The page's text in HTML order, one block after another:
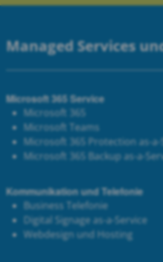
Managed Services
Microsoft 365 Service
Microsoft 365
Microsoft Teams
Microsoft 365 Protection as-a-
Microsoft 365 Backup as-a-
Kommunikation und Telefonie
Business Telefonie
Digital Signage as-a-Service
Webdesign und Hosting